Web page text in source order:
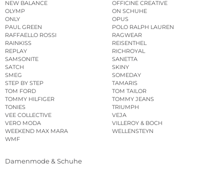
NEW BALANCE
OFFICINE CREATIVE
OLYMP
ON SCHUHE
ONLY
OPUS
PAUL GREEN
POLO RALPH LAUREN
RAFFAELLO ROSSI
RAGWEAR
RAINKISS
REISENTHEL
REPLAY
RICHROYAL
SAMSONITE
SANETTA
SATCH
SKINY
SMEG
SOMEDAY
STEP BY STEP
TAMARIS
TOM FORD
TOM TAILOR
TOMMY HILFIGER
TOMMY JEANS
TONIES
TRIUMPH
VEE COLLECTIVE
VEJA
VERO MODA
VILLEROY & BOCH
WEEKEND MAX MARA
WELLENSTEYN
WMF
Damenmode & Schuhe